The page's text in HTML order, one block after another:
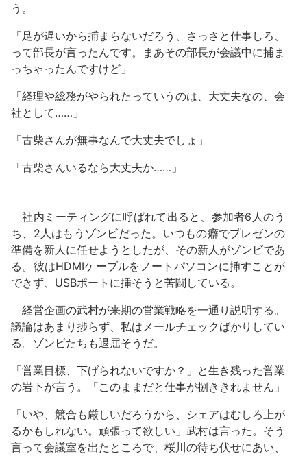
う。
「足が遅いから捕まらないだろう、さっさと仕事しろ、
って部長が言ったんです。まあその部長が会議中に捕ま
っちゃったんですけど」
「経理や総務がやられたっていうのは、大丈夫なの、会
社として……」
「古柴さんが無事なんで大丈夫でしょ」
「古柴さんいるなら大丈夫か……」
社内ミーティングに呼ばれて出ると、参加者6人のう
ち、2人はもうゾンビだった。いつもの癖でプレゼンの
準備を新人に任せようとしたが、その新人がゾンビであ
る。彼はHDMIケーブルをノートパソコンに挿すことが
できず、USBポートに挿そうと苦闘している。
経営企画の武村が来期の営業戦略を一通り説明する。
議論はあまり捗らず、私はメールチェックばかりしてい
る。ゾンビたちも退屈そうだ。
「営業目標、下げられないですか？」と生き残った営業
の岩下が言う。「このままだと仕事が捌ききれません」
「いや、競合も厳しいだろうから、シェアはむしろ上が
るかもしれない。頑張って欲しい」武村は言った。そう
言って会議室を出たところで、桜川の待ち伏せにあい、